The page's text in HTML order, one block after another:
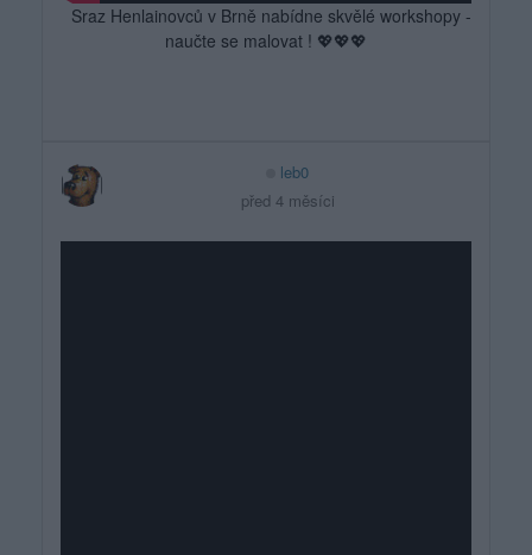
Sraz Henlainovců v Brně nabídne skvělé workshopy -
naučte se malovat ! 💖💖💖
leb0
před 4 měsíci